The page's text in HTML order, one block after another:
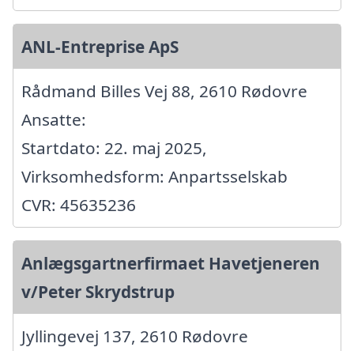
ANL-Entreprise ApS
Rådmand Billes Vej 88, 2610 Rødovre
Ansatte:
Startdato: 22. maj 2025,
Virksomhedsform: Anpartsselskab
CVR: 45635236
Anlægsgartnerfirmaet Havetjeneren
v/Peter Skrydstrup
Jyllingevej 137, 2610 Rødovre